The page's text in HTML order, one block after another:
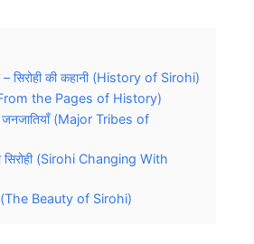
सिरोही की कहानी (History of Sirohi)
(From the Pages of History)
जनजातियाँ (Major Tribes of
(Sirohi Changing With
(The Beauty of Sirohi)